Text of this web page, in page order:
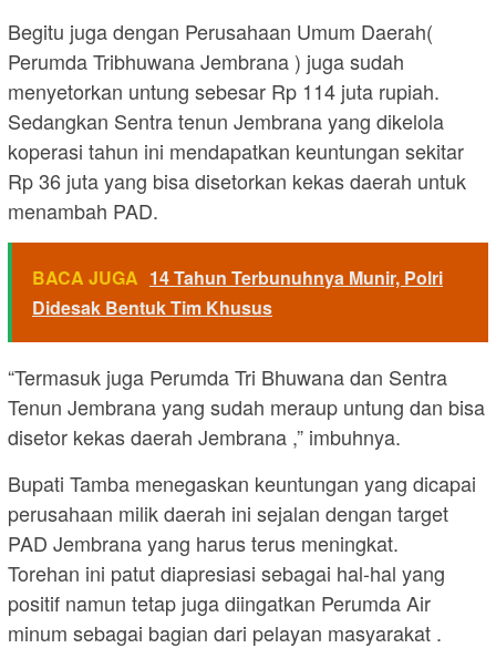
Begitu juga dengan Perusahaan Umum Daerah(
Perumda Tribhuwana Jembrana ) juga sudah
menyetorkan untung sebesar Rp 114 juta rupiah.
Sedangkan Sentra tenun Jembrana yang dikelola
koperasi tahun ini mendapatkan keuntungan sekitar
Rp 36 juta yang bisa disetorkan kekas daerah untuk
menambah PAD.
BACA JUGA 14 Tahun Terbunuhnya Munir, Polri
Didesak Bentuk Tim Khusus
“Termasuk juga Perumda Tri Bhuwana dan Sentra
Tenun Jembrana yang sudah meraup untung dan bisa
disetor kekas daerah Jembrana ,” imbuhnya.
Bupati Tamba menegaskan keuntungan yang dicapai
perusahaan milik daerah ini sejalan dengan target
PAD Jembrana yang harus terus meningkat.
Torehan ini patut diapresiasi sebagai hal-hal yang
positif namun tetap juga diingatkan Perumda Air
minum sebagai bagian dari pelayan masyarakat .